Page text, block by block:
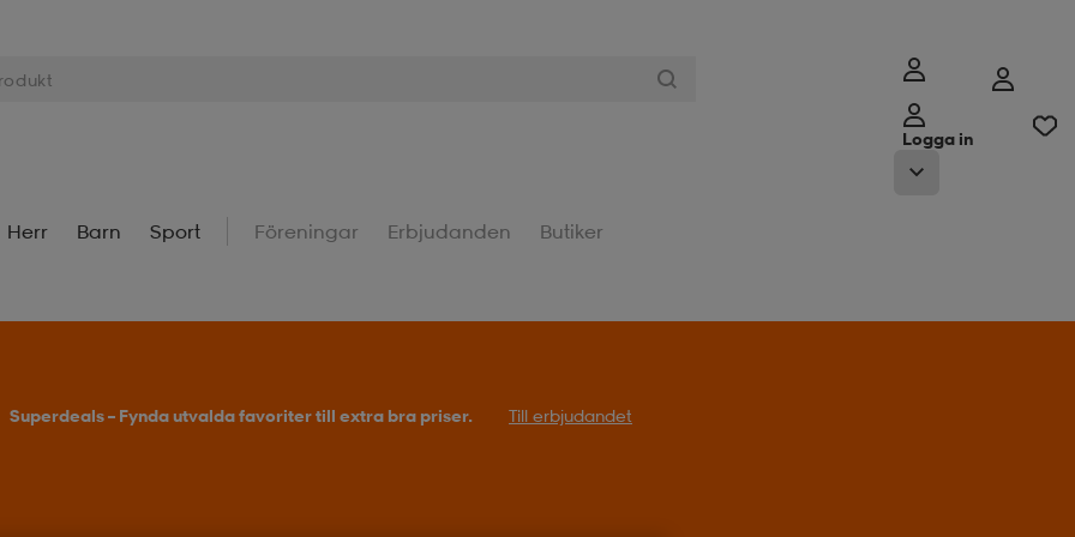
Logga in
Herr Barn Sport Föreningar Erbjudanden Butiker
Superdeals – Fynda utvalda favoriter till extra bra priser. Till erbjudandet